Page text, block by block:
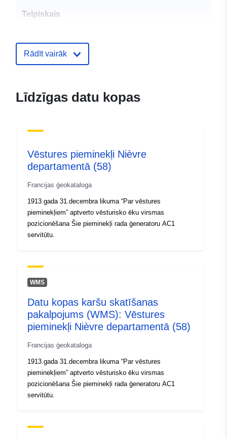
Telpiskais
Identifikatori:
e9aa8ecefada
4bd4-8e13-73cdd95c513b
Tips:
Avoti:
codelist/SpatialDataServiceType/
Rādīt vairāk
Līdzīgas datu kopas
Vēstures pieminekļi Nièvre
departamentā (58)
Francijas ģeokataloga
1913.gada 31.decembra likuma “Par vēstures
pieminekļiem” aptverto vēsturisko ēku virsmas
pozicionēšana Šie pieminekļi rada ģeneratoru AC1
servitūtu.
WMS
Datu kopas karšu skatīšanas
pakalpojums (WMS): Vēstures
pieminekļi Nièvre departamentā (58)
Francijas ģeokataloga
1913.gada 31.decembra likuma “Par vēstures
pieminekļiem” aptverto vēsturisko ēku virsmas
pozicionēšana Šie pieminekļi rada ģeneratoru AC1
servitūtu.